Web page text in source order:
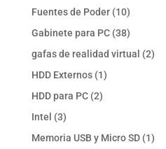
Fuentes de Poder 1010
productos
Gabinete para PC 3838
productos
gafas de realidad virtual 22
HDD Externos 11
HDD para PC 22
Intel 33
productos
Memoria USB y Micro SD 11